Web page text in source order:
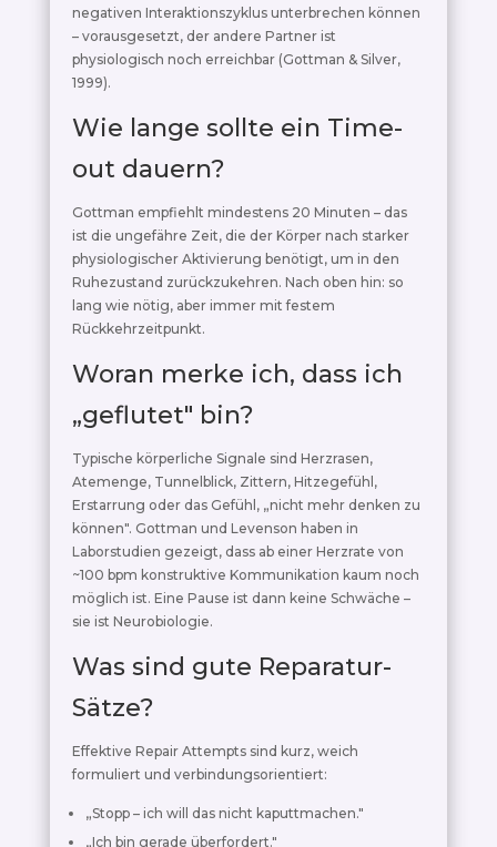
negativen Interaktionszyklus unterbrechen können
– vorausgesetzt, der andere Partner ist
physiologisch noch erreichbar (Gottman & Silver,
1999).
Wie lange sollte ein Time-
out dauern?
Gottman empfiehlt mindestens 20 Minuten – das
ist die ungefähre Zeit, die der Körper nach starker
physiologischer Aktivierung benötigt, um in den
Ruhezustand zurückzukehren. Nach oben hin: so
lang wie nötig, aber immer mit festem
Rückkehrzeitpunkt.
Woran merke ich, dass ich
„geflutet" bin?
Typische körperliche Signale sind Herzrasen,
Atemenge, Tunnelblick, Zittern, Hitzegefühl,
Erstarrung oder das Gefühl, „nicht mehr denken zu
können". Gottman und Levenson haben in
Laborstudien gezeigt, dass ab einer Herzrate von
~100 bpm konstruktive Kommunikation kaum noch
möglich ist. Eine Pause ist dann keine Schwäche –
sie ist Neurobiologie.
Was sind gute Reparatur-
Sätze?
Effektive Repair Attempts sind kurz, weich
formuliert und verbindungsorientiert:
„Stopp – ich will das nicht kaputtmachen."
„Ich bin gerade überfordert."